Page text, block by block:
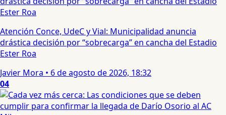
Atención Conce, UdeC y Vial: Municipalidad anuncia
drástica decisión por “sobrecarga” en cancha del Estadio
Ester Roa
Javier Mora • 6 de agosto de 2026, 18:32
04